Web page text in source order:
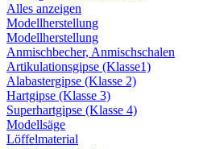
Alles anzeigen
Modellherstellung
Modellherstellung
Anmischbecher, Anmischschalen
Artikulationsgipse (Klasse1)
Alabastergipse (Klasse 2)
Hartgipse (Klasse 3)
Superhartgipse (Klasse 4)
Modellsäge
Löffelmaterial